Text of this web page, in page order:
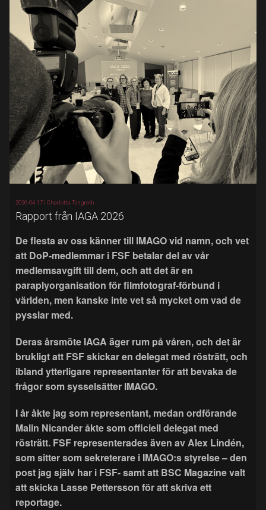
2026-04-17 | Charlotta Tengroth
Rapport från IAGA 2026
De flesta av oss känner till IMAGO vid namn, och vet
att DoP-medlemmar i FSF betalar del av vår
medlemsavgift till dem, och att det är en
paraplyorganisation för filmfotograf-förbund i
världen, men kanske inte vet så mycket om vad de
pysslar med.
Deras årsmöte IAGA äger rum på våren, och det är
brukligt att FSF skickar en delegat med rösträtt, och
ibland ytterligare representanter för att bevaka de
frågor som sysselsätter IMAGO.
I år åkte jag som representant, medan ordförande
Malin Nicander åkte som officiell delegat med
rösträtt. FSF representerades även av Alex Lindén,
som sitter som sekreterare i IMAGO:s styrelse – den
post jag själv har i FSF- samt att BSC Magazine valt
att skicka Lasse Pettersson för att skriva ett
reportage.